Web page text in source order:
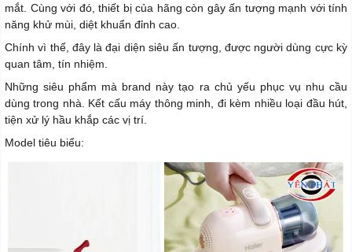
mắt. Cùng với đó, thiết bị của hãng còn gây ấn tượng mạnh với tính
năng khử mùi, diệt khuẩn đỉnh cao.
Chính vì thế, đây là đại diện siêu ấn tượng, được người dùng cực kỳ
quan tâm, tín nhiệm.
Những siêu phẩm mà brand này tạo ra chủ yếu phục vụ nhu cầu
dùng trong nhà. Kết cấu máy thông minh, đi kèm nhiều loại đầu hút,
tiện xử lý hầu khắp các vị trí.
Model tiêu biểu: